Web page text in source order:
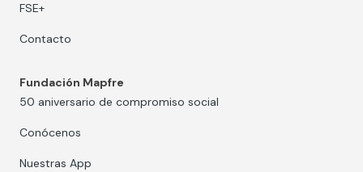
FSE+
Contacto
Fundación Mapfre
50 aniversario de compromiso social
Conócenos
Nuestras App